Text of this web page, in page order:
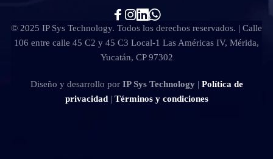
© 2025 IP Sys Technology. Todos los derechos reservados. | Calle
106 entre calle 45 C2 y 45 C3 Local-1 Las Américas IV, Mérida,
Yucatán, CP 97302
Diseño y desarrollo por IP Sys Technology| Política de
privacidad| Términos y condiciones